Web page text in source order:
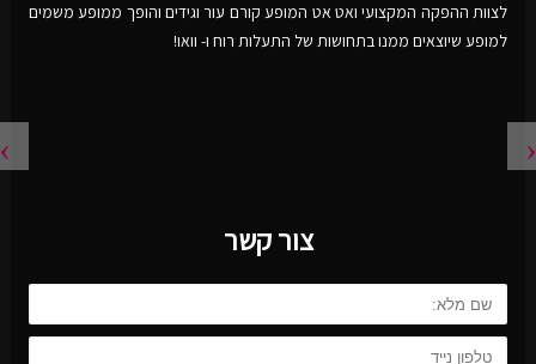
לצוות ההפקה המקצועי ואט אט המופע קורם עור וגידים והופך ממופע משמים
למופע שיוצאים ממנו בתחושות של התעלות רוח ו- וואו!
צור קשר